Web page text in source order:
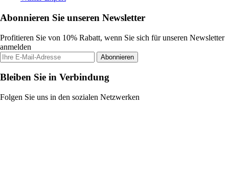
Abonnieren Sie unseren Newsletter
Profitieren Sie von 10% Rabatt, wenn Sie sich für unseren Newsletter
anmelden
Abonnieren
Bleiben Sie in Verbindung
Folgen Sie uns in den sozialen Netzwerken